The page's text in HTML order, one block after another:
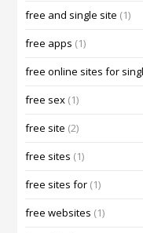
free and single site (1)
free apps (1)
free online sites for
free sex (1)
free site (2)
free sites (1)
free sites for (1)
free websites (1)